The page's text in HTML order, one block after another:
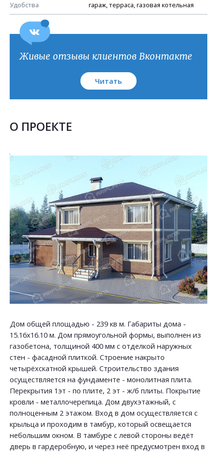
Удобства гараж, терраса, газовая котельная
План кровли
Живые отзывы клиентов Вконтакте
Читать
О ПРОЕКТЕ
Дом общей площадью - 239 кв м. Габариты дома -
15.16х16.10 м. Дом прямоугольной формы, выполнен из
газобетона, толщиной 400 мм с отделкой наружных
стен - фасадной плиткой. Строение накрыто
четырёхскатной крышей. Строительство здания
осуществляется на фундаменте - монолитная плита.
Перекрытия 1эт - по плите, 2 эт - ж/б плиты. Покрытие
кровли - металлочерепица. Дом двухэтажный, с
полноценным 2 этажом. Вход в дом осуществляется с
крыльца и проходим в тамбур, который освещается
небольшим окном. В тамбуре с левой стороны ведёт
дверь в гардеробную, и через неё предусмотрен вход в